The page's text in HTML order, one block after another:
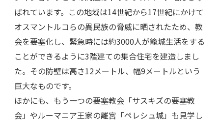
ばれています。この地域は14世紀から17世紀にかけて
オスマントルコらの異民族の脅威に晒されたため、教
会を要塞化し、緊急時には約3000人が籠城生活をする
ことができるように3階建ての集合住宅を建造しまし
た。その防壁は高さ12メートル、幅9メートルという
巨大なものです。
ほかにも、もう一つの要塞教会「サスキズの要塞教
会」やルーマニア王家の離宮「ペレシュ城」も見学し